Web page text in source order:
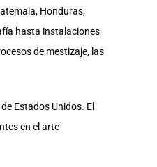
Honduras,
hasta instalaciones
de mestizaje, las
Estados Unidos. El
en el arte